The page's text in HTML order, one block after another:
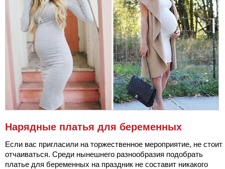
Нарядные платья для беременных
Если вас пригласили на торжественное мероприятие, не стоит
отчаиваться. Среди нынешнего разнообразия подобрать
платье для беременных на праздник не составит никакого